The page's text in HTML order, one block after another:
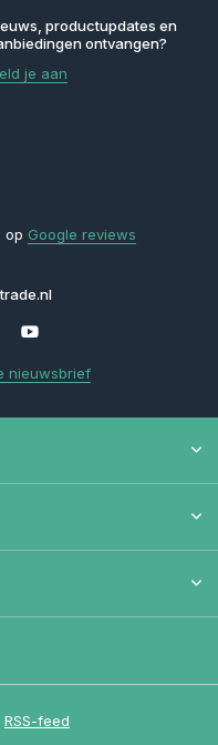
productupdates en
ontvangen?
je aan
op Google reviews
nieuwsbrief
RSS-feed